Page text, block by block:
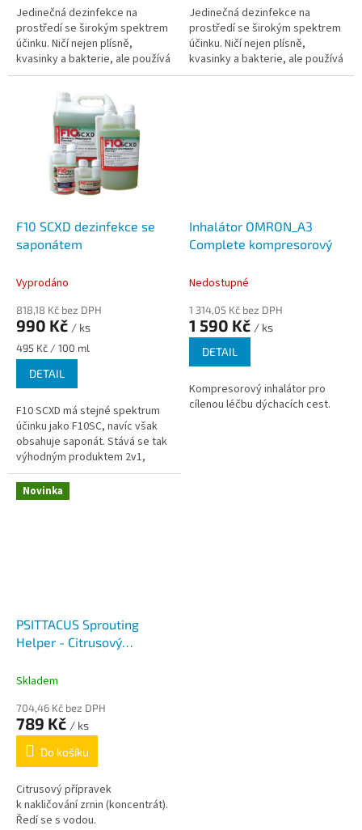
Jedinečná dezinfekce na
prostředí se širokým spektrem
účinku. Ničí nejen plísně,
kvasinky a bakterie, ale používá
se především k likvidaci i těch
nejodolnějších virů jako je...
Jedinečná dezinfekce na
prostředí se širokým spektrem
účinku. Ničí nejen plísně,
kvasinky a bakterie, ale používá
se především k likvidaci i těch
F10 SCXD dezinfekce se
saponátem
Vyprodáno
818,18 Kč bez DPH
990 Kč / ks
Měrná
cena:
495 Kč / 100 ml
DETAIL
F10 SCXD má stejné spektrum
účinku jako F10SC, navíc však
obsahuje saponát. Stává se tak
výhodným produktem 2v1,
který slouží pro běžný úklid a
zároveň důkladnou dezinfeci.
Inhalátor OMRON_A3
Complete kompresorový
Nedostupné
1 314,05 Kč bez DPH
1 590 Kč / ks
DETAIL
Kompresorový inhalátor pro
cílenou léčbu dýchacích cest.
Novinka
PSITTACUS Sprouting
Helper - Citrusový
ml
Skladem
704,46 Kč bez DPH
789 Kč / ks
Do košíku
Citrusový přípravek
k nakličování zrnin (koncentrát).
Ředí se s vodou.